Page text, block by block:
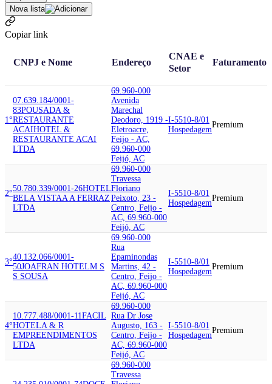
Nova lista
Copiar link
CNPJ e Nome Endereço
CNAE e
Setor
Faturamento
1°
07.639.184/0001-
83POUSADA &
RESTAURANTE
ACAIHOTEL &
RESTAURANTE ACAI
LTDA
69.960-000
Avenida
Marechal
Deodoro, 1919 -
Eletroacre,
Feijo - AC,
69.960-000
Feijó, AC
I-5510-8/01
Hospedagem
Premium
2°
50.780.339/0001-26HOTEL
BELA VISTAA A FERRAZ
LTDA
69.960-000
Travessa
Floriano
Peixoto, 23 -
Centro, Feijo -
AC, 69.960-000
Feijó, AC
I-5510-8/01
Hospedagem
Premium
3°
40.132.066/0001-
50JOAFRAN HOTELM S
S SOUSA
69.960-000
Rua
Epaminondas
Martins, 42 -
Centro, Feijo -
AC, 69.960-000
Feijó, AC
I-5510-8/01
Hospedagem
Premium
4°
10.777.488/0001-11FACIL
HOTELA & R
EMPREENDIMENTOS
LTDA
69.960-000
Rua Dr Jose
Augusto, 163 -
Centro, Feijo -
AC, 69.960-000
Feijó, AC
I-5510-8/01
Hospedagem
Premium
69.960-000
Travessa